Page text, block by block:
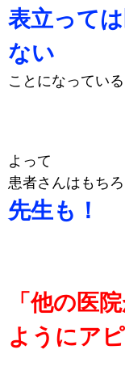
表立って
ない
ことになっている
よって
患者さんはもちろ
先生も！
「他の医
ようにア